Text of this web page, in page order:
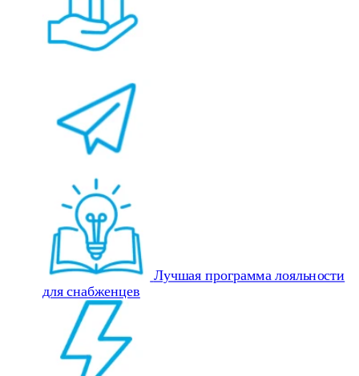
Лучшая программа лояльности
для снабженцев